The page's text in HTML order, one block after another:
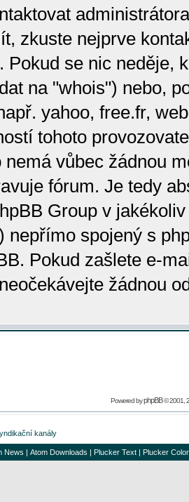
zkuste nejprve
Pokud se nic neděje,
na "whois") nebo,
yahoo, free.fr,
tohoto
nemá vůbec žádnou
fórum. Je tedy
Group v
nepřímo spojený s
Pokud zašlete e-
žádnou
Powered byphpBB© 2001,
kanály
News | Atom Downloads | Plucker Text | Plucker Color